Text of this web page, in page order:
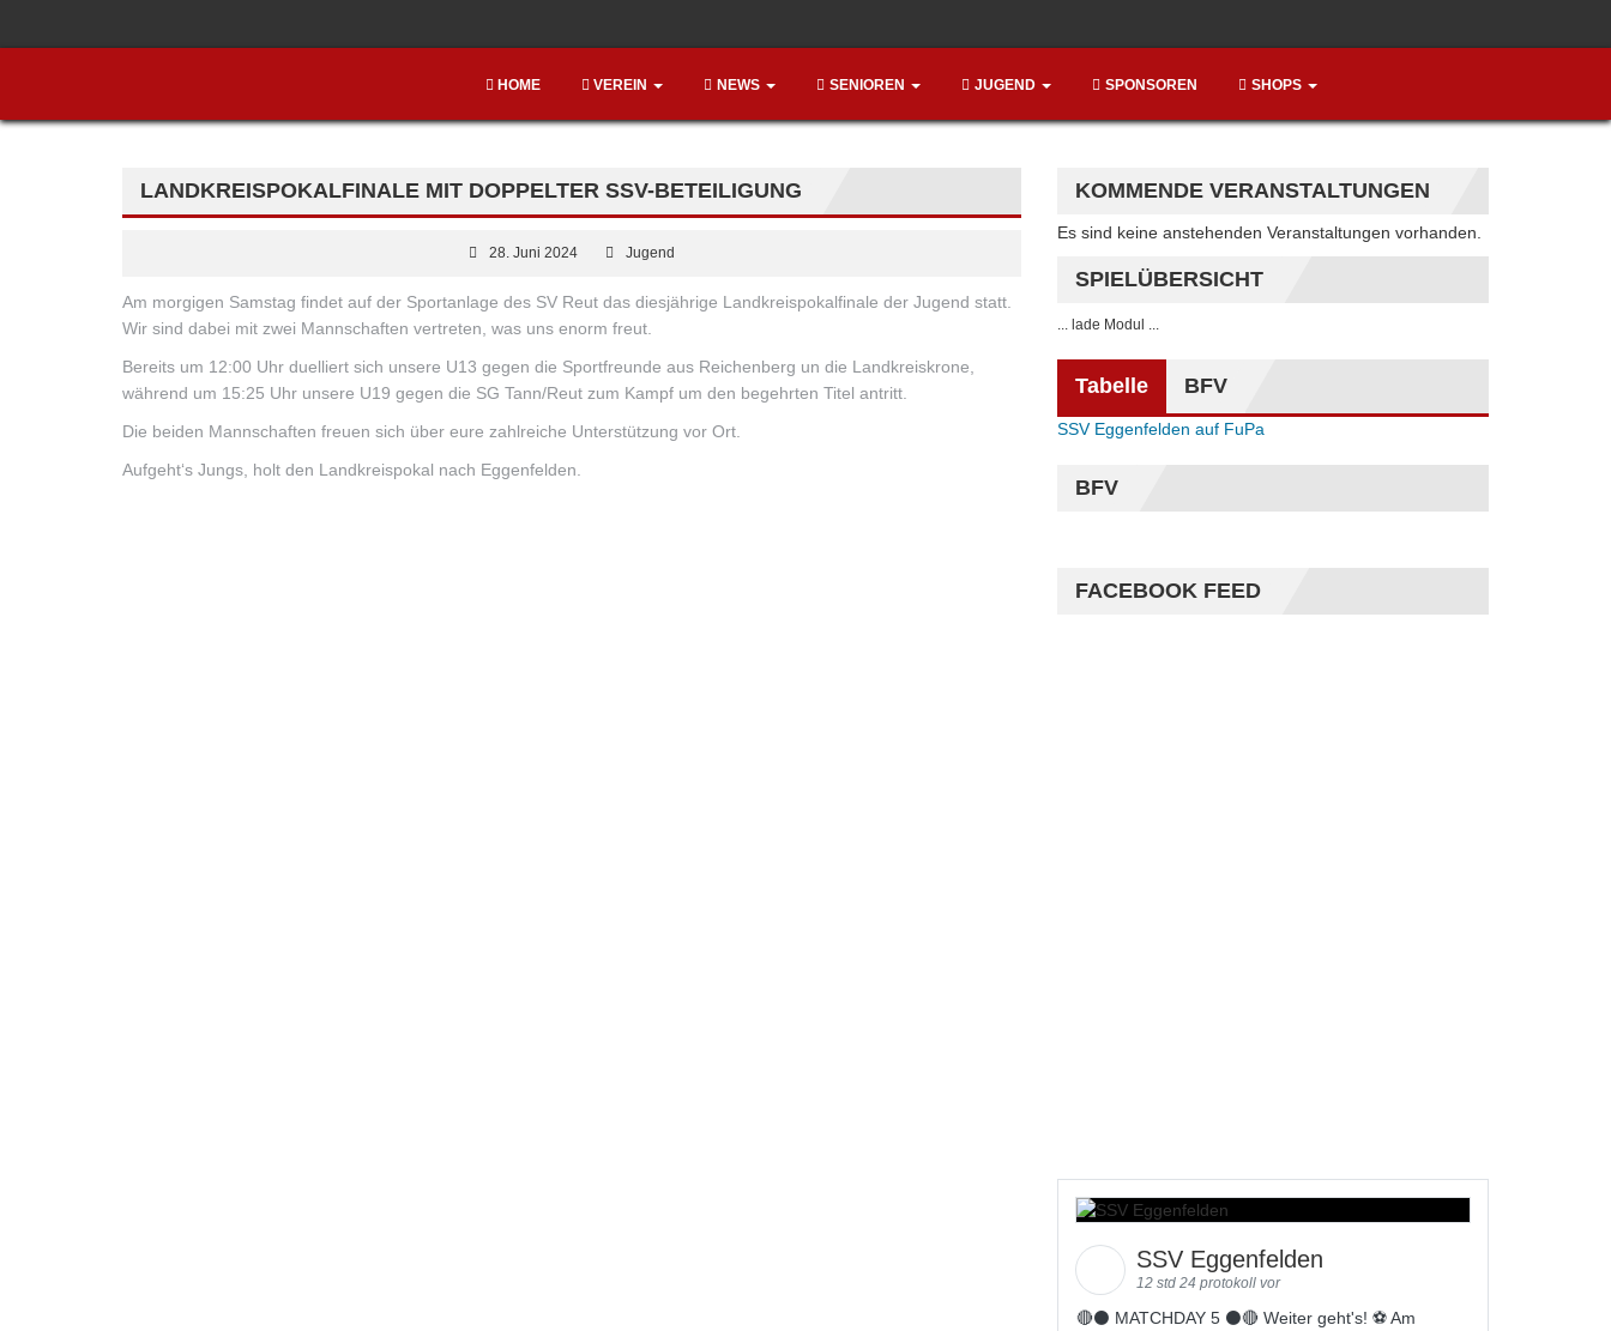
HOME VEREIN NEWS SENIOREN JUGEND SPONSOREN SHOPS
LANDKREISPOKALFINALE MIT DOPPELTER SSV-BETEILIGUNG
28. Juni 2024 Jugend
Am morgigen Samstag findet auf der Sportanlage des SV Reut das diesjährige Landkreispokalfinale der Jugend statt.
Wir sind dabei mit zwei Mannschaften vertreten, was uns enorm freut.
Bereits um 12:00 Uhr duelliert sich unsere U13 gegen die Sportfreunde aus Reichenberg un die Landkreiskrone,
während um 15:25 Uhr unsere U19 gegen die SG Tann/Reut zum Kampf um den begehrten Titel antritt.
Die beiden Mannschaften freuen sich über eure zahlreiche Unterstützung vor Ort.
Aufgeht‘s Jungs, holt den Landkreispokal nach Eggenfelden.
KOMMENDE VERANSTALTUNGEN
Hinweis
Es sind keine anstehenden Veranstaltungen vorhanden.
SPIELÜBERSICHT
... lade Modul ...
Tabelle BFV
SSV Eggenfelden auf FuPa
BFV
FACEBOOK FEED
SSV Eggenfelden
12 std 24 protokoll vor
🔴⚫️ MATCHDAY 5 ⚫️🔴 Weiter geht's! ⚽ Am